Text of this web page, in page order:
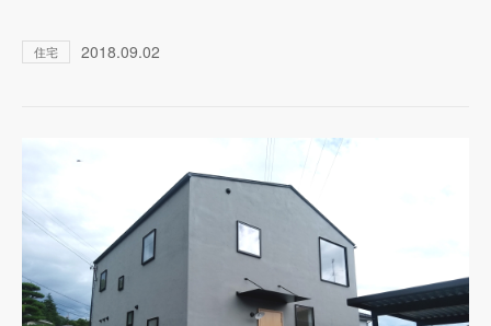
住宅 2018.09.02